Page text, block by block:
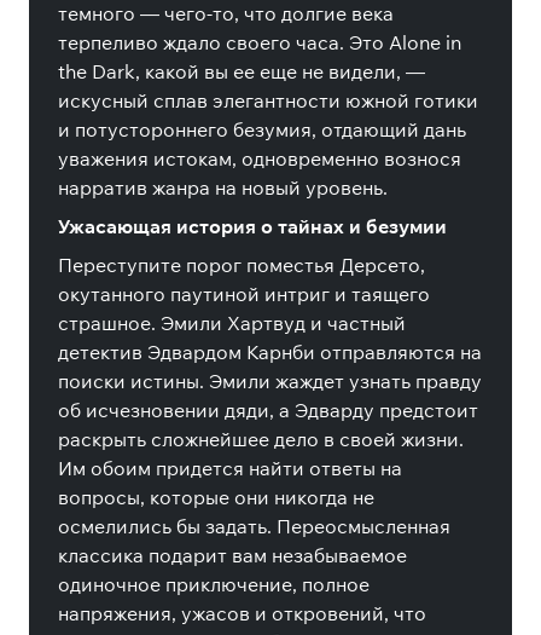
темного — чего-то, что долгие века
терпеливо ждало своего часа. Это Alone in
the Dark, какой вы ее еще не видели, —
искусный сплав элегантности южной готики
и потустороннего безумия, отдающий дань
уважения истокам, одновременно вознося
нарратив жанра на новый уровень.
Ужасающая история о тайнах и безумии
Переступите порог поместья Дерсето,
окутанного паутиной интриг и таящего
страшное. Эмили Хартвуд и частный
детектив Эдвардом Карнби отправляются на
поиски истины. Эмили жаждет узнать правду
об исчезновении дяди, а Эдварду предстоит
раскрыть сложнейшее дело в своей жизни.
Им обоим придется найти ответы на
вопросы, которые они никогда не
осмелились бы задать. Переосмысленная
классика подарит вам незабываемое
одиночное приключение, полное
напряжения, ужасов и откровений, что